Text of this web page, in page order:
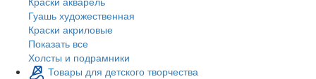
Гуашь художественная
Краски акриловые
Показать все
Холсты и подрамники
Товары для детского творчества